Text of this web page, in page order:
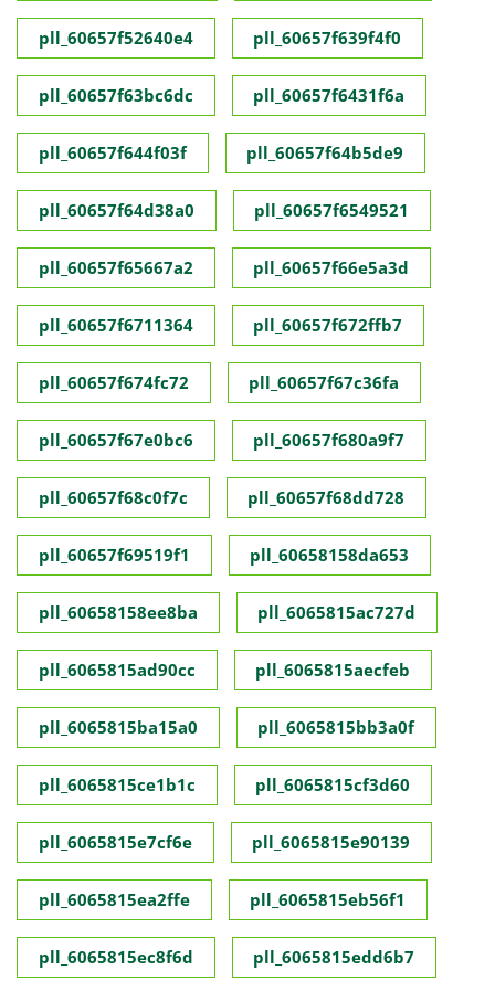
pll_60657f52640e4 pll_60657f639f4f0
pll_60657f63bc6dc pll_60657f6431f6a
pll_60657f644f03f pll_60657f64b5de9
pll_60657f64d38a0 pll_60657f6549521
pll_60657f65667a2 pll_60657f66e5a3d
pll_60657f6711364 pll_60657f672ffb7
pll_60657f674fc72 pll_60657f67c36fa
pll_60657f67e0bc6 pll_60657f680a9f7
pll_60657f68c0f7c pll_60657f68dd728
pll_60657f69519f1 pll_60658158da653
pll_60658158ee8ba pll_6065815ac727d
pll_6065815ad90cc pll_6065815aecfeb
pll_6065815ba15a0 pll_6065815bb3a0f
pll_6065815ce1b1c pll_6065815cf3d60
pll_6065815e7cf6e pll_6065815e90139
pll_6065815ea2ffe pll_6065815eb56f1
pll_6065815ec8f6d pll_6065815edd6b7